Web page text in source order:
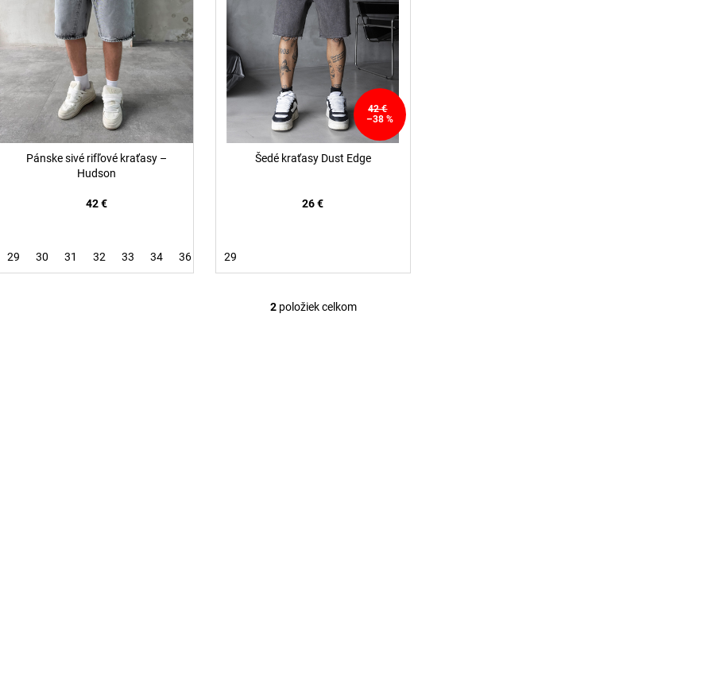
u
t
o
v
o
d
u
k
t
o
Pánske sivé rifľové kraťasy –
Hudson
42 €
29 30 31 32 33 34 36
42 €
–38 %
Šedé kraťasy Dust Edge
26 €
29
O
2položiek celkom